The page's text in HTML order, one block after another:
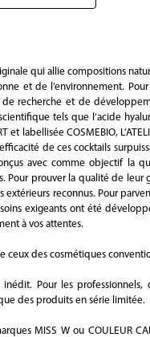
qui allie compositions
et de l’environnement. Pour
de recherche et de
tels que l’acide
labellisée COSMEBIO,
de ces cocktails
avec comme objectif la
Pour prouver la qualité de leur
extérieurs reconnus. Pour
exigeants ont été
à vos attentes.
ceux des cosmétiques
Pour les professionnels,
des produits en série limitée.
MISS W ou COULEUR